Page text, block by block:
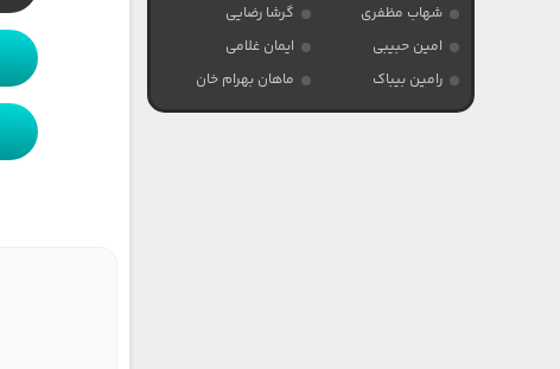
شهاب مظفری
گرشا رضایی
امین حبیبی
ایمان غلامی
رامین بیباک
ماهان بهرام خان